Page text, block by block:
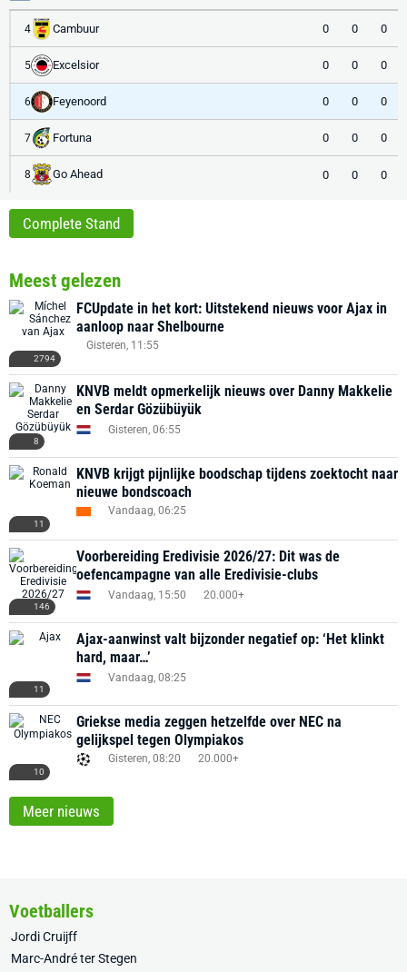
4 Cambuur 0 0 0
5 Excelsior 0 0 0
6 Feyenoord 0 0 0
7 Fortuna 0 0 0
8 Go Ahead 0 0 0
Complete Stand
Meest gelezen
2794
FCUpdate in het kort: Uitstekend nieuws voor Ajax in
aanloop naar Shelbourne
Gisteren, 11:55
8
KNVB meldt opmerkelijk nieuws over Danny Makkelie
en Serdar Gözübüyük
Gisteren, 06:55
11
KNVB krijgt pijnlijke boodschap tijdens zoektocht naar
nieuwe bondscoach
Vandaag, 06:25
146
Voorbereiding Eredivisie 2026/27: Dit was de
oefencampagne van alle Eredivisie-clubs
Vandaag, 15:50 20.000+
11
Ajax-aanwinst valt bijzonder negatief op: ‘Het klinkt
hard, maar…’
Vandaag, 08:25
10
Griekse media zeggen hetzelfde over NEC na
gelijkspel tegen Olympiakos
Gisteren, 08:20 20.000+
Meer nieuws
Voetballers
Jordi Cruijff
Marc-André ter Stegen